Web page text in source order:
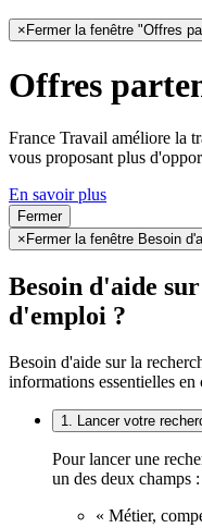
× Fermer la fenêtre "Offres
Offres
France Travail améliore la
vous proposant plus
En savoir plus
Fermer
× Fermer la fenêtre Besoin
Besoin d'aide
d'emploi ?
Besoin d'aide sur la
informations essentielles
1. Lancer votre
Pour lancer une
un des deux champs :
« Métier,